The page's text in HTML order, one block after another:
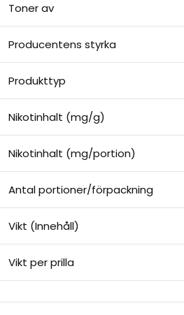
Toner av
Producentens styrka
Produkttyp
Nikotinhalt (mg/g)
Nikotinhalt (mg/portion)
Antal portioner/förpackning
Vikt (Innehåll)
Vikt per prilla